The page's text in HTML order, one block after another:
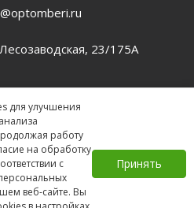
для улучшения
работу
на обработку
с
веб-сайте. Вы
Принять
23/175А
©